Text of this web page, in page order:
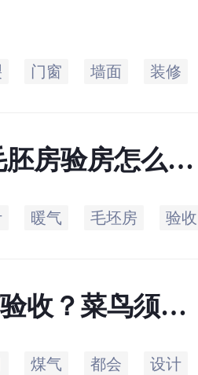
门窗 墙面 装修
胚房验房怎么
暖气 毛坯房 验收
收？菜鸟须知
煤气 都会 设计